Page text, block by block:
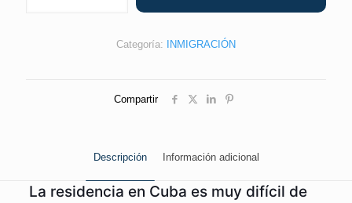
Categoría: INMIGRACIÓN
Compartir
Descripción Información adicional
La residencia en Cuba es muy difícil de